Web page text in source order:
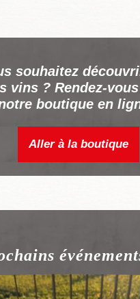
souhaitez
vins ? Rendez-
boutique en
Aller à la boutique